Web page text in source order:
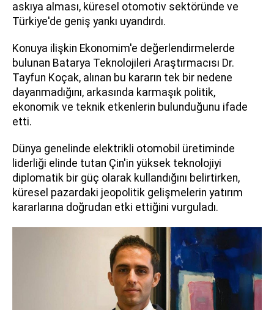
askıya alması, küresel otomotiv sektöründe ve
Türkiye'de geniş yankı uyandırdı.
Konuya ilişkin Ekonomim'e değerlendirmelerde
bulunan Batarya Teknolojileri Araştırmacısı Dr.
Tayfun Koçak, alınan bu kararın tek bir nedene
dayanmadığını, arkasında karmaşık politik,
ekonomik ve teknik etkenlerin bulunduğunu ifade
etti.
Dünya genelinde elektrikli otomobil üretiminde
liderliği elinde tutan Çin'in yüksek teknolojiyi
diplomatik bir güç olarak kullandığını belirtirken,
küresel pazardaki jeopolitik gelişmelerin yatırım
kararlarına doğrudan etki ettiğini vurguladı.